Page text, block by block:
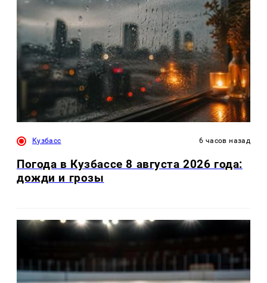
Кузбасс 6 часов назад
Погода в Кузбассе 8 августа 2026 года:
дожди и грозы